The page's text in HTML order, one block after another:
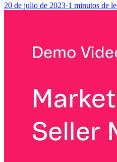
20 de julio de 2023·1 minutos de